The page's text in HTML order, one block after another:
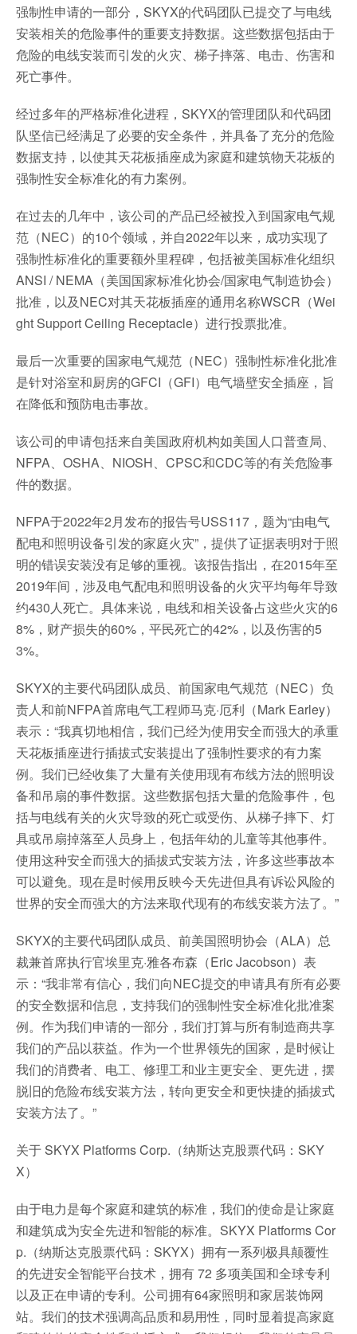
强制性申请的一部分，SKYX的代码团队已提交了与电线
安装相关的危险事件的重要支持数据。这些数据包括由于
危险的电线安装而引发的火灾、梯子摔落、电击、伤害和
死亡事件。
经过多年的严格标准化进程，SKYX的管理团队和代码团
队坚信已经满足了必要的安全条件，并具备了充分的危险
数据支持，以使其天花板插座成为家庭和建筑物天花板的
强制性安全标准化的有力案例。
在过去的几年中，该公司的产品已经被投入到国家电气规
范（NEC）的10个领域，并自2022年以来，成功实现了
强制性标准化的重要额外里程碑，包括被美国标准化组织
ANSI / NEMA（美国国家标准化协会/国家电气制造协会）
批准，以及NEC对其天花板插座的通用名称WSCR（Wei
ght Support Ceiling Receptacle）进行投票批准。
最后一次重要的国家电气规范（NEC）强制性标准化批准
是针对浴室和厨房的GFCI（GFI）电气墙壁安全插座，旨
在降低和预防电击事故。
该公司的申请包括来自美国政府机构如美国人口普查局、
NFPA、OSHA、NIOSH、CPSC和CDC等的有关危险事
件的数据。
NFPA于2022年2月发布的报告号USS117，题为“由电气
配电和照明设备引发的家庭火灾”，提供了证据表明对于照
明的错误安装没有足够的重视。该报告指出，在2015年至
2019年间，涉及电气配电和照明设备的火灾平均每年导致
约430人死亡。具体来说，电线和相关设备占这些火灾的6
8%，财产损失的60%，平民死亡的42%，以及伤害的5
3%。
SKYX的主要代码团队成员、前国家电气规范（NEC）负
责人和前NFPA首席电气工程师马克·厄利（Mark Earley）
表示：“我真切地相信，我们已经为使用安全而强大的承重
天花板插座进行插拔式安装提出了强制性要求的有力案
例。我们已经收集了大量有关使用现有布线方法的照明设
备和吊扇的事件数据。这些数据包括大量的危险事件，包
括与电线有关的火灾导致的死亡或受伤、从梯子摔下、灯
具或吊扇掉落至人员身上，包括年幼的儿童等其他事件。
使用这种安全而强大的插拔式安装方法，许多这些事故本
可以避免。现在是时候用反映今天先进但具有诉讼风险的
世界的安全而强大的方法来取代现有的布线安装方法了。”
SKYX的主要代码团队成员、前美国照明协会（ALA）总
裁兼首席执行官埃里克·雅各布森（Eric Jacobson）表
示：“我非常有信心，我们向NEC提交的申请具有所有必要
的安全数据和信息，支持我们的强制性安全标准化批准案
例。作为我们申请的一部分，我们打算与所有制造商共享
我们的产品以获益。作为一个世界领先的国家，是时候让
我们的消费者、电工、修理工和业主更安全、更先进，摆
脱旧的危险布线安装方法，转向更安全和更快捷的插拔式
安装方法了。”
关于 SKYX Platforms Corp.（纳斯达克股票代码：SKY
X）
由于电力是每个家庭和建筑的标准，我们的使命是让家庭
和建筑成为安全先进和智能的标准。SKYX Platforms Cor
p.（纳斯达克股票代码：SKYX）拥有一系列极具颠覆性
的先进安全智能平台技术，拥有 72 多项美国和全球专利
以及正在申请的专利。公司拥有64家照明和家居装饰网
站。我们的技术强调高品质和易用性，同时显着提高家庭